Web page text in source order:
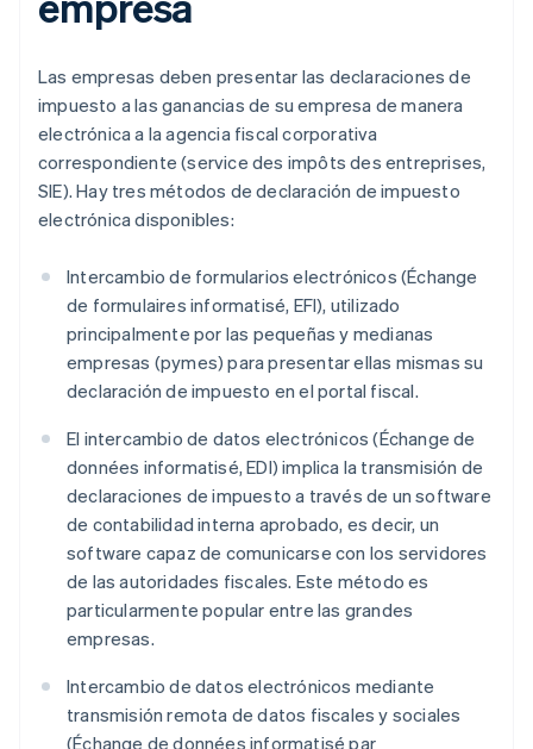
Las empresas deben presentar las declaraciones de
impuesto a las ganancias de su empresa de manera
electrónica a la agencia fiscal corporativa
correspondiente (service des impôts des entreprises,
SIE). Hay tres métodos de declaración de impuesto
electrónica disponibles:
Intercambio de formularios electrónicos (Échange
de formulaires informatisé, EFI), utilizado
principalmente por las pequeñas y medianas
empresas (pymes) para presentar ellas mismas su
declaración de impuesto en el portal fiscal.
El intercambio de datos electrónicos (Échange de
données informatisé, EDI) implica la transmisión de
declaraciones de impuesto a través de un software
de contabilidad interna aprobado, es decir, un
software capaz de comunicarse con los servidores
de las autoridades fiscales. Este método es
particularmente popular entre las grandes
empresas.
Intercambio de datos electrónicos mediante
transmisión remota de datos fiscales y sociales
(Échange de données informatisé par